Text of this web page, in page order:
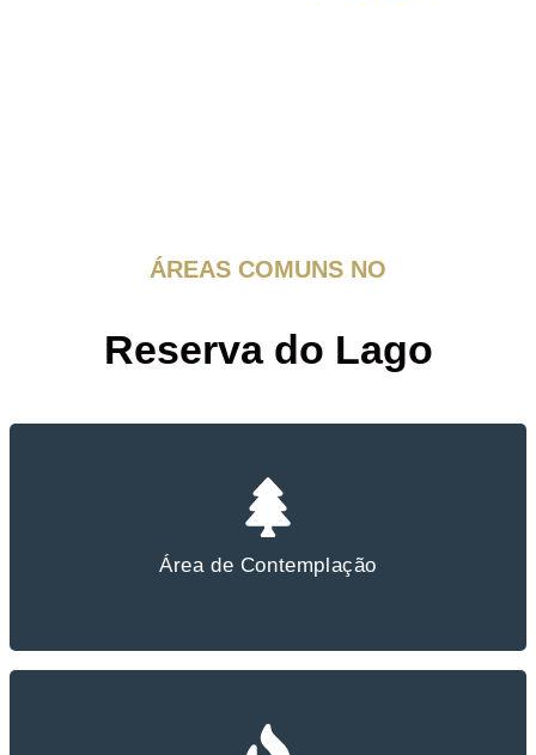
ÁREAS COMUNS NO
Reserva do Lago
Área de Contemplação